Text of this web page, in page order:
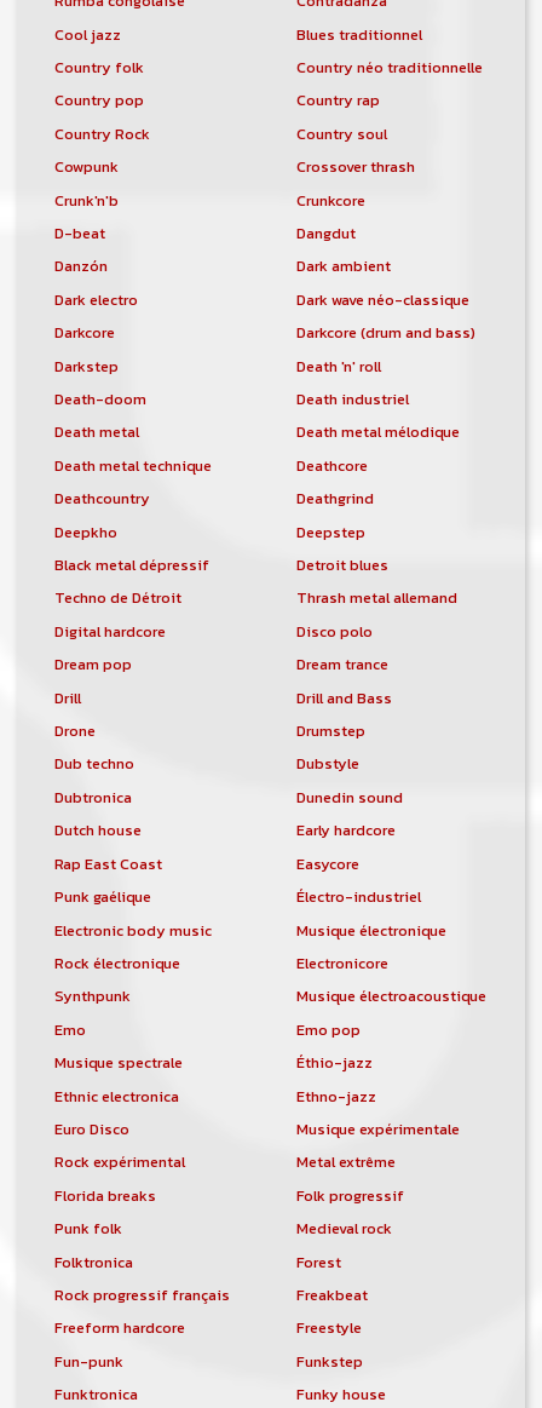
Cool jazz
Blues traditionnel
Country folk
Country néo traditionnelle
Country pop
Country rap
Country Rock
Country soul
Cowpunk
Crossover thrash
Crunk'n'b
Crunkcore
D-beat
Dangdut
Danzón
Dark ambient
Dark electro
Dark wave néo-classique
Darkcore
Darkcore (drum and bass)
Darkstep
Death 'n' roll
Death-doom
Death industriel
Death metal
Death metal mélodique
Death metal technique
Deathcore
Deathcountry
Deathgrind
Deepkho
Deepstep
Black metal dépressif
Detroit blues
Techno de Détroit
Thrash metal allemand
Digital hardcore
Disco polo
Dream pop
Dream trance
Drill
Drill and Bass
Drone
Drumstep
Dub techno
Dubstyle
Dubtronica
Dunedin sound
Dutch house
Early hardcore
Rap East Coast
Easycore
Punk gaélique
Électro-industriel
Electronic body music
Musique électronique
Rock électronique
Electronicore
Synthpunk
Musique électroacoustique
Emo
Emo pop
Musique spectrale
Éthio-jazz
Ethnic electronica
Ethno-jazz
Euro Disco
Musique expérimentale
Rock expérimental
Metal extrême
Florida breaks
Folk progressif
Punk folk
Medieval rock
Folktronica
Forest
Rock progressif français
Freakbeat
Freeform hardcore
Freestyle
Fun-punk
Funkstep
Funktronica
Funky house